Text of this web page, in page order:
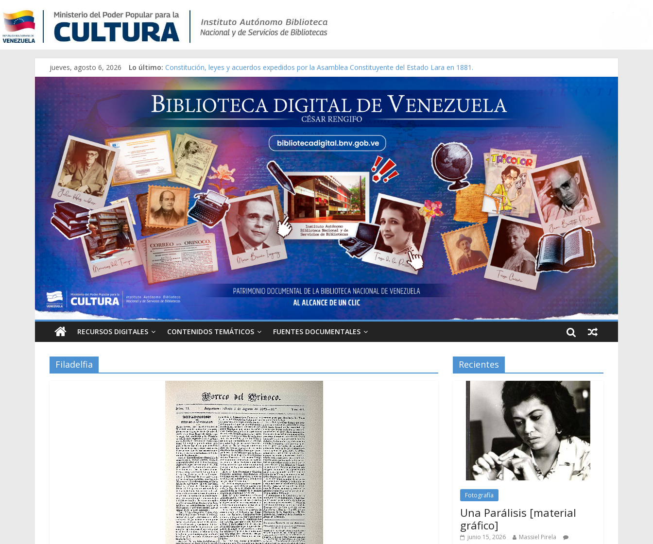
jueves, agosto 6, 2026 Lo último: Constitución, leyes y acuerdos expedidos por la Asamblea Constituyente del Estado Lara en 1881.
Una Parálisis [material gráfico]
Modesta Bor Sánchez [material gráfico]
Gaceta Oficial de la República de Venezuela año CXXXIII Mes V, Caracas 09 de marzo de 2006 N° 38.394
Catálogo temático de obras de Modesta Bor
RECURSOS DIGITALES CONTENIDOS TEMÁTICOS FUENTES DOCUMENTALES
Filadelfia Recientes
Fotografía
Una Parálisis [material
gráfico]
junio 15, 2026
Massiel Pirela